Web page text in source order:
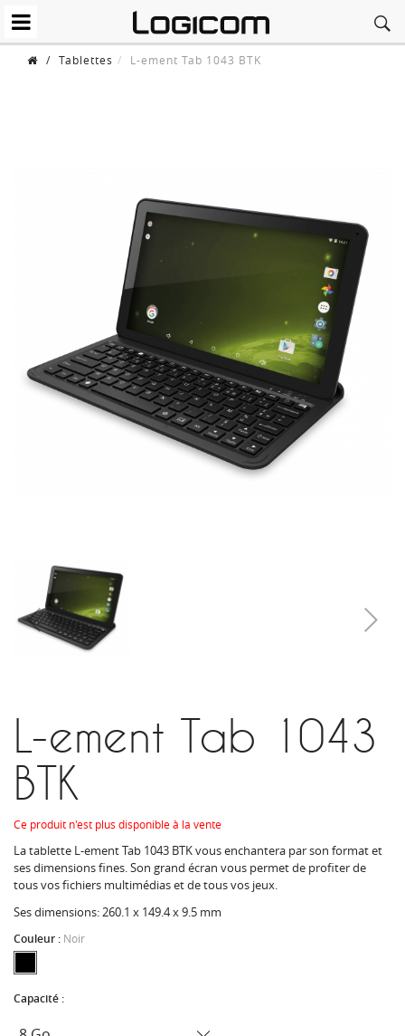
/ Tablettes L-ement Tab 1043 BTK
L-ement Tab 1043
BTK
Ce produit n'est plus disponible à la vente
La tablette L-ement Tab 1043 BTK vous enchantera par son format et
ses dimensions fines. Son grand écran vous permet de profiter de
tous vos fichiers multimédias et de tous vos jeux.
Ses dimensions: 260.1 x 149.4 x 9.5 mm
Couleur : Noir
Capacité :